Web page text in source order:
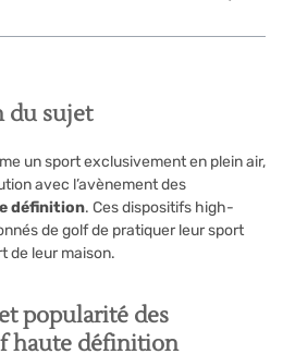
du sujet
un sport exclusivement en plein air,
avec l’avènement des
définition. Ces dispositifs high-
de golf de pratiquer leur sport
de leur maison.
popularité des
haute définition